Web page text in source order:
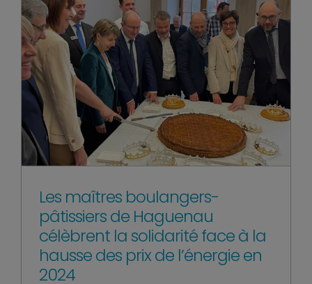
Les maîtres boulangers-
pâtissiers de Haguenau
célèbrent la solidarité face à la
hausse des prix de l’énergie en
2024